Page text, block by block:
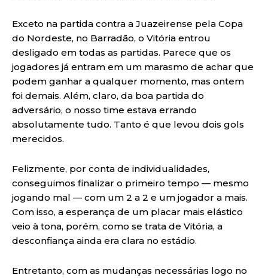
Exceto na partida contra a Juazeirense pela Copa
do Nordeste, no Barradão, o Vitória entrou
desligado em todas as partidas. Parece que os
jogadores já entram em um marasmo de achar que
podem ganhar a qualquer momento, mas ontem
foi demais. Além, claro, da boa partida do
adversário, o nosso time estava errando
absolutamente tudo. Tanto é que levou dois gols
merecidos.
Felizmente, por conta de individualidades,
conseguimos finalizar o primeiro tempo — mesmo
jogando mal — com um 2 a 2 e um jogador a mais.
Com isso, a esperança de um placar mais elástico
veio à tona, porém, como se trata de Vitória, a
desconfiança ainda era clara no estádio.
Entretanto, com as mudanças necessárias logo no